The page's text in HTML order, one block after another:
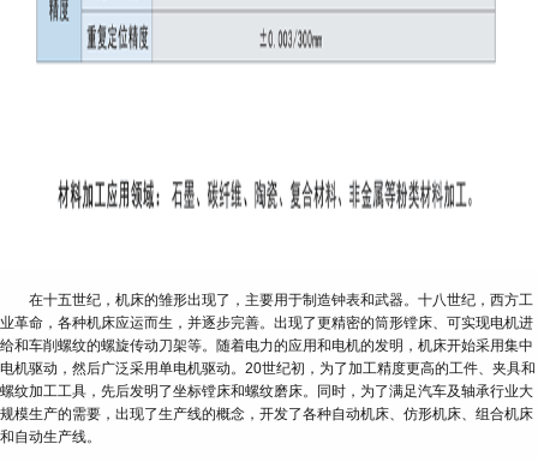
在十五世纪，机床的雏形出现了，主要用于制造钟表和武器。十八世纪，西方工
业革命，各种机床应运而生，并逐步完善。出现了更精密的筒形镗床、可实现电机进
给和车削螺纹的螺旋传动刀架等。随着电力的应用和电机的发明，机床开始采用集中
电机驱动，然后广泛采用单电机驱动。20世纪初，为了加工精度更高的工件、夹具和
螺纹加工工具，先后发明了坐标镗床和螺纹磨床。同时，为了满足汽车及轴承行业大
规模生产的需要，出现了生产线的概念，开发了各种自动机床、仿形机床、组合机床
和自动生产线。